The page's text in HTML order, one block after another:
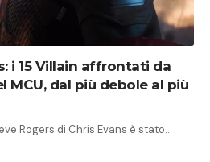
i 15 Villain affrontati da
MCU, dal più debole al più
Rogers di Chris Evans è stato…